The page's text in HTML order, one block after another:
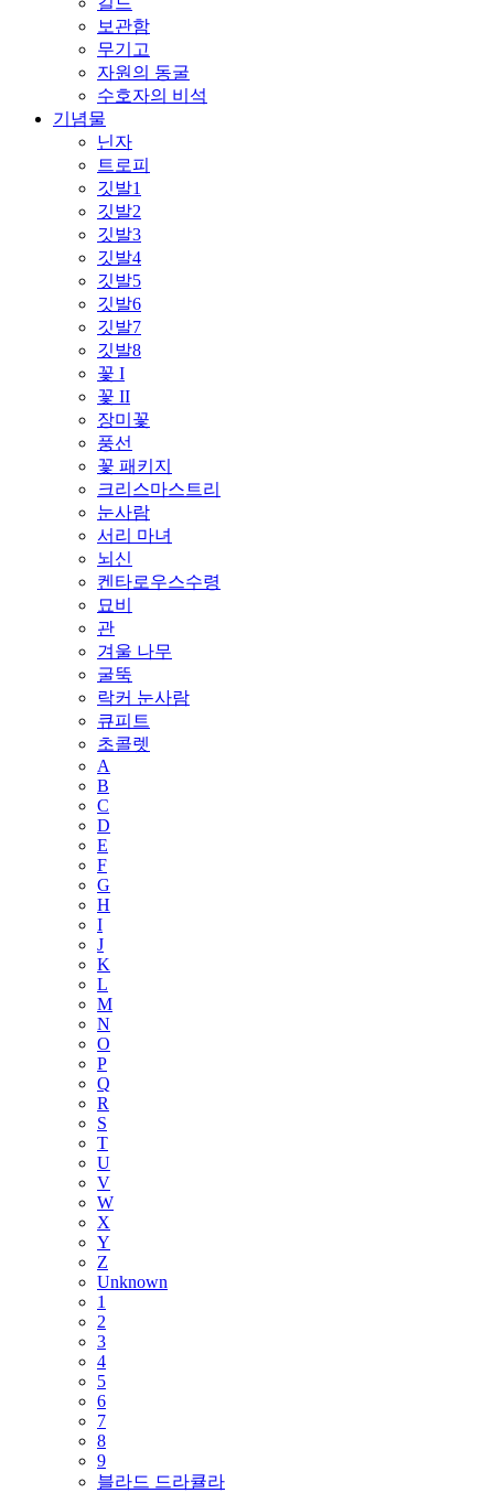
보관함
무기고
자원의 동굴
수호자의 비석
기념물
닌자
트로피
깃발1
깃발2
깃발3
깃발4
깃발5
깃발6
깃발7
깃발8
꽃 I
꽃 II
장미꽃
풍선
꽃 패키지
크리스마스트리
눈사람
서리 마녀
뇌신
켄타로우스수령
묘비
관
겨울 나무
굴뚝
락커 눈사람
큐피트
초콜렛
A
B
C
D
E
F
G
H
I
J
K
L
M
N
O
P
Q
R
S
T
U
V
W
X
Y
Z
Unknown
1
2
3
4
5
6
7
8
9
블라드 드라큘라